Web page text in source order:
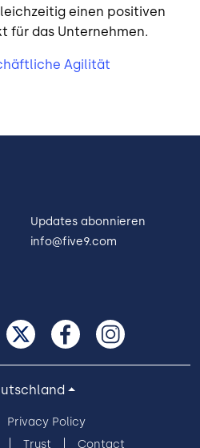
einen positiven
für das Unternehmen.
Agilität
Updates abonnieren
info@five9.com
Privacy Policy
Trust Contact